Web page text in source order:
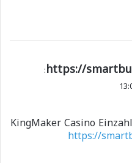
https://
:
KingMaker Casino
https://